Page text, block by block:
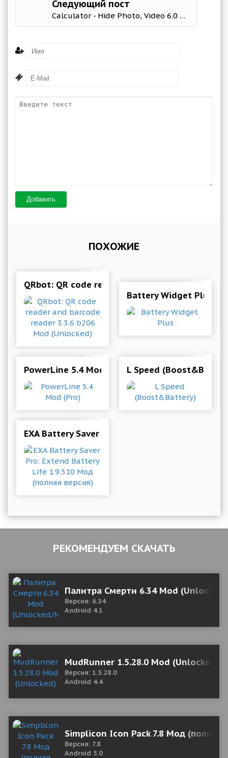
Следующий пост
Calculator - Hide Photo, Video 6.0 Mod (No ads)
Добавить
ПОХОЖИЕ
QRbot: QR code reader and barcode reader
Battery Widget Plus
PowerLine 5.4 Mod (Pro)L Speed
EXA Battery Saver Pro: Extend Battery Life
РЕКОМЕНДУЕМ СКАЧАТЬ
Палитра Смерти 6.34 Mod
Версия: 6.34
Android 4.1
MudRunner 1.5.28.0 Mod (Unlocked)
Версия: 1.5.28.0
Android 4.4
Simplicon Icon Pack 7.8 Мод (полная
Версия: 7.8
Android 5.0